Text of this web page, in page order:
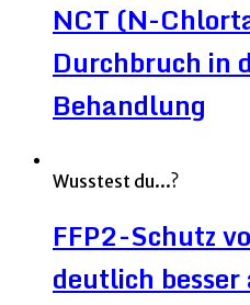
NCT (N-
Durchbruch in
Behandlung
Wusstest du...?
FFP2-Schutz
deutlich